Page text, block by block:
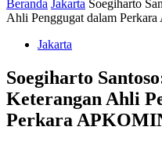
Beranda Jakarta Soegiharto
Ahli Penggugat dalam
Jakarta
Soegiharto
Keterangan Ahli
Perkara